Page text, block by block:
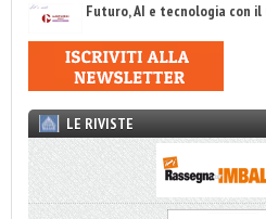
Futuro, AI e tecnologia con il
LE RIVISTE